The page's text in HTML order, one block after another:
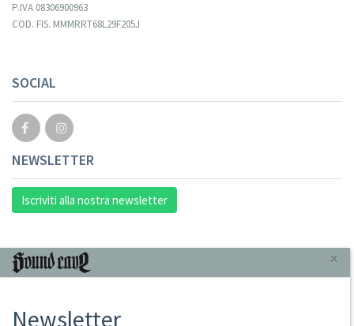
P.IVA 08306900963
COD. FIS. MMMRRT68L29F205J
SOCIAL
NEWSLETTER
Iscriviti alla nostra newsletter
INFORMAZIONI
Punto Vendita
×
Newsletter